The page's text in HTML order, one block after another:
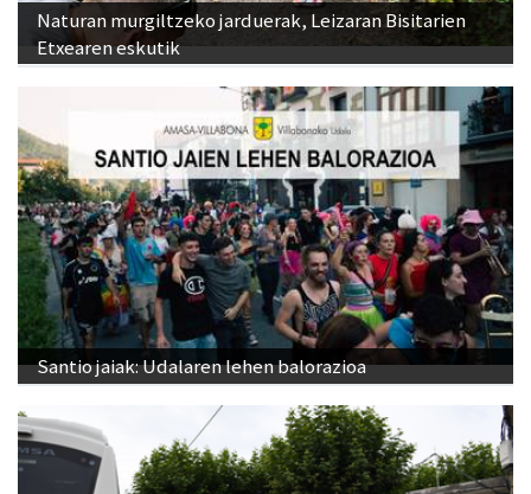
Naturan murgiltzeko jarduerak, Leizaran Bisitarien
Etxearen eskutik
Santio jaiak: Udalaren lehen balorazioa